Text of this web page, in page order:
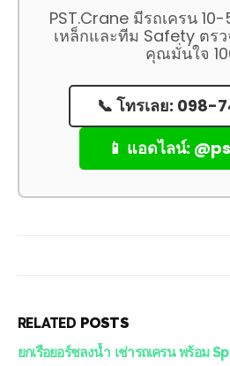
PST.Crane มีรถเครน
เหล็กและทีม Safety ตร
คุณมั่นใจ
📞 โทรเลย: 098-
📱 แอดไลน์:
RELATED POSTS
ยกเรือยอร์ชลงน้ำ เช่ารถเครน พร้อม